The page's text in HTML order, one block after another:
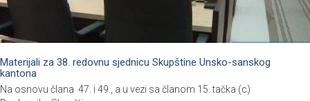
Materijali za 38. redovnu sjednicu Skupštine Unsko-sanskog
kantona
Na osnovu člana 47. i 49., a u vezi sa članom 15. tačka (c)